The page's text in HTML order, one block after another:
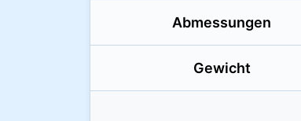
Abmessungen
Gewicht